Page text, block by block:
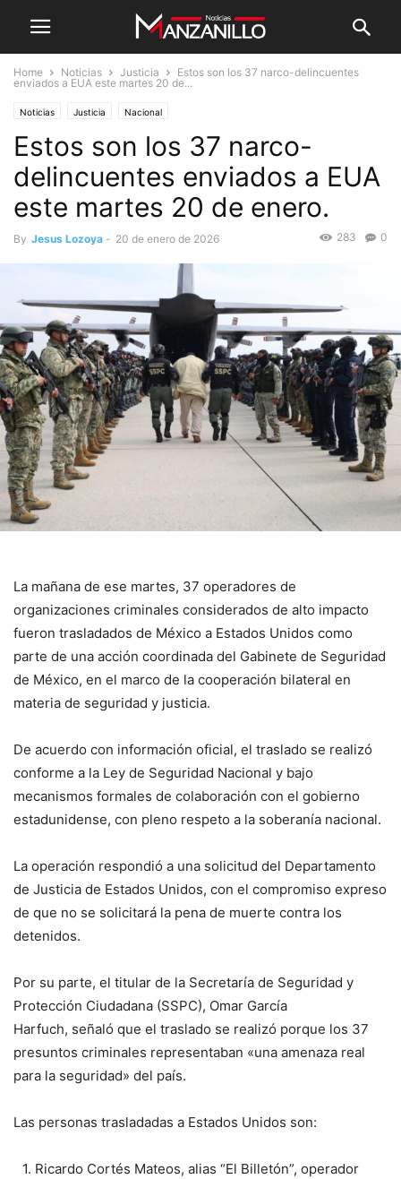
Home Noticias Justicia
Estos son los 37 narco-delincuentes
enviados a EUA este martes 20 de...
Noticias Justicia Nacional
Estos son los 37 narco-
delincuentes enviados a EUA
este martes 20 de enero.
By Jesus Lozoya - 20 de enero de 2026 0
283
La mañana de ese martes, 37 operadores de
organizaciones criminales considerados de alto impacto
fueron trasladados de México a Estados Unidos como
parte de una acción coordinada del Gabinete de Seguridad
de México, en el marco de la cooperación bilateral en
materia de seguridad y justicia.
De acuerdo con información oficial, el traslado se realizó
conforme a la Ley de Seguridad Nacional y bajo
mecanismos formales de colaboración con el gobierno
estadunidense, con pleno respeto a la soberanía nacional.
La operación respondió a una solicitud del Departamento
de Justicia de Estados Unidos, con el compromiso expreso
de que no se solicitará la pena de muerte contra los
detenidos.
Por su parte, el titular de la Secretaría de Seguridad y
Protección Ciudadana (SSPC), Omar García
Harfuch, señaló que el traslado se realizó porque los 37
presuntos criminales representaban «una amenaza real
para la seguridad» del país.
Las personas trasladadas a Estados Unidos son:
1.⁠ ⁠Ricardo Cortés Mateos, alias “El Billetón”, operador